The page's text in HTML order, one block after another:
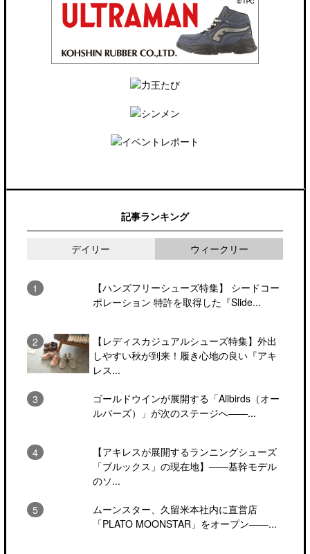
記事ランキング
デイリー ウィークリー
【ハンズフリーシューズ特集】 シードコー
ポレーション 特許を取得した『Slide...
【レディスカジュアルシューズ特集】外出
しやすい秋が到来！履き心地の良い『アキ
レス...
ゴールドウインが展開する「Allbirds（オー
ルバーズ）」が次のステージへ――...
【アキレスが展開するランニングシューズ
「ブルックス」の現在地】――基幹モデル
のソ...
ムーンスター、久留米本社内に直営店
「PLATO MOONSTAR」をオープン――...